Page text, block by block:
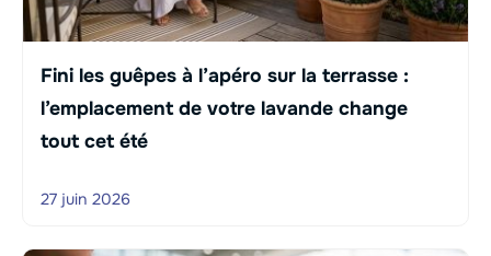
Fini les guêpes à l’apéro sur la terrasse :
l’emplacement de votre lavande change
tout cet été
27 juin 2026